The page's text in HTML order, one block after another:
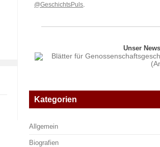
@GeschichtsPuls
Unser
Kategorien
Allgemein
Biografien